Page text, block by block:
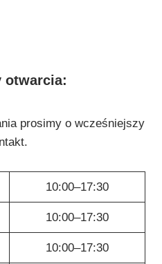
otwarcia:
prosimy o wcześniejszy
10:00–17:30
10:00–17:30
10:00–17:30